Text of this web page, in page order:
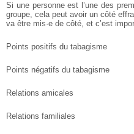
Si une personne est l’une des
groupe, cela peut avoir un côté
va être mis·e de côté, et c’est
Points positifs du tabagisme
Points négatifs du tabagisme
Relations amicales
Relations familiales